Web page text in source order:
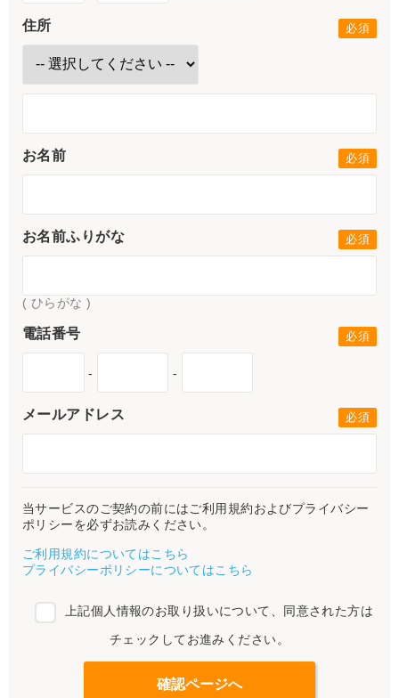
住所
お名前
お名前ふりがな
( ひらがな )
電話番号
- -
メールアドレス
当サービスのご契約の前にはご利用規約およびプライバシー
ポリシーを必ずお読みください。
ご利用規約についてはこちら
プライバシーポリシーについてはこちら
上記個人情報のお取り扱いについて、同意された方は
チェックしてお進みください。